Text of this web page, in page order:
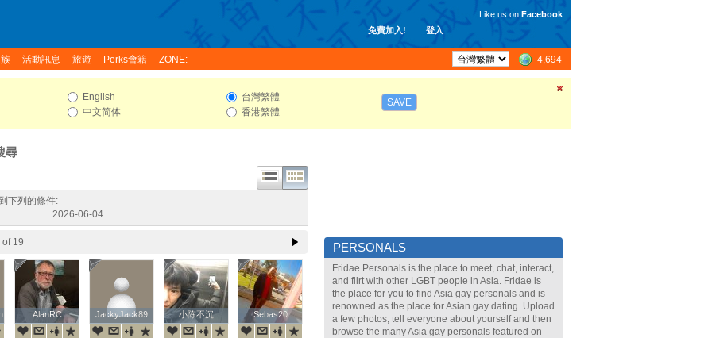
免費加入! 登入
Like us on Facebook
活動訊息 旅遊 Perks會籍 ZONE: 4,694
English
中文简体
台灣繁體
香港繁體
SAVE
尋
下列的條件:
2026-06-04
of 19
AlanRC
AlanRC JackyJack89
JackyJack89 小陈不沉
小陈不沉 Sebas20
Sebas20
PERSONALS
Fridae Personals is the place to meet, chat, interact,
and flirt with other LGBT people in Asia. Fridae is
the place for you to find Asia gay personals and is
renowned as the place for Asian gay dating. Upload
a few photos, tell everyone about yourself and then
browse the many Asia gay personals featured on